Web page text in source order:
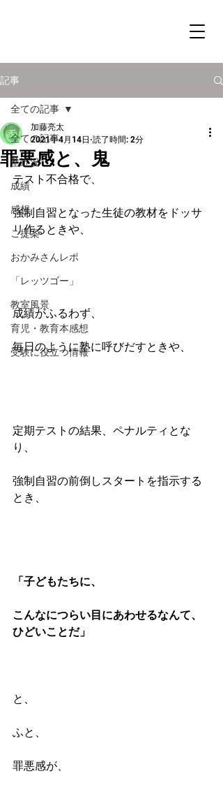
記事
全ての記事
塾近況
成績
感想
ご提案
おかみさんレポ
「レッツゴー」
教室風景
育児・教育本感想
受験に役立つ情報
全ての記事
罪悪感と、鬼
加藤亮太
2021年4月14日 読了時間: 2分
テスト不合格で、
強制自習となった生徒の教材をドッサ
リ作るときや、
成績がふるわず、
毎日のように塾に呼びだすときや、
定期テストの結果、ペナルティとな
り、
強制自習の前倒しスタートを指示する
とき、
「子どもたちに、
こんなにつらい目にあわせるなんて、
ひどいことだ」
と、
ふと、
罪悪感が、